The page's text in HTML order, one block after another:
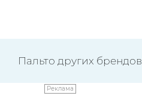
Пальто других брендов
Реклама